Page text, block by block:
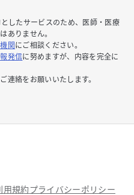
したサービスのため、医師・医療
ありません。
関 にご相談ください。
発信に努めますが、内容を完全に
連絡をお願いいたします。
用規約プライバシーポリシー